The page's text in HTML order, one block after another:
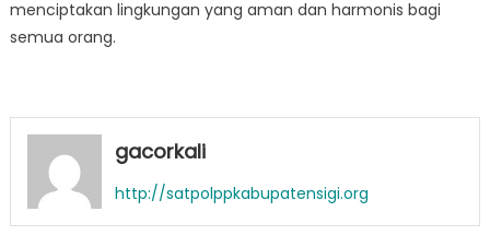
menciptakan lingkungan yang aman dan harmonis bagi
semua orang.
gacorkali
http://satpolppkabupatensigi.org